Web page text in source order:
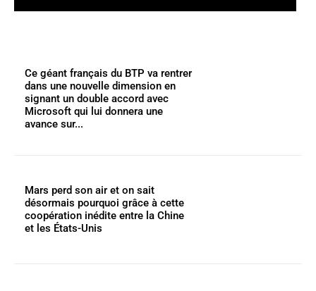
Ce géant français du BTP va rentrer
dans une nouvelle dimension en
signant un double accord avec
Microsoft qui lui donnera une
avance sur...
Mars perd son air et on sait
désormais pourquoi grâce à cette
coopération inédite entre la Chine
et les États-Unis